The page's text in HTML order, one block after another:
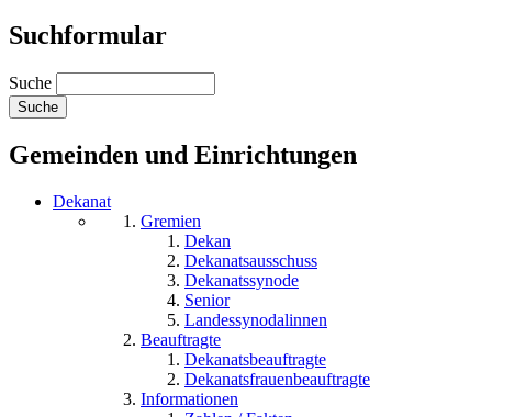
Suchformular
Suche
Gemeinden und Einrichtungen
Dekanat
Gremien
Dekan
Dekanatsausschuss
Dekanatssynode
Senior
Landessynodalinnen
Beauftragte
Dekanatsbeauftragte
Dekanatsfrauenbeauftragte
Informationen